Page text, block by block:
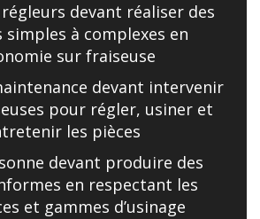
devant réaliser des
simples à complexes en
sur fraiseuse
devant intervenir
pour régler, usiner et
les pièces
devant produire des
en respectant les
et gammes d’usinage